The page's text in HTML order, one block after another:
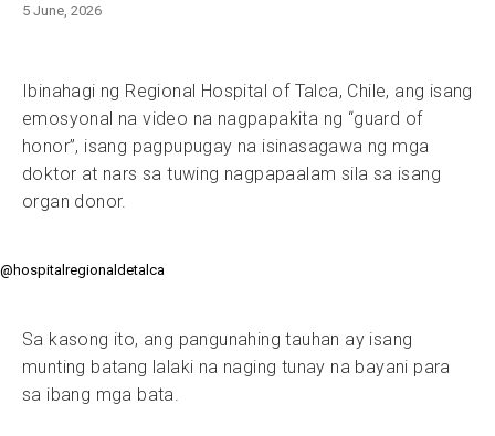
5 June, 2026
Ibinahagi ng Regional Hospital of Talca, Chile, ang isang
emosyonal na video na nagpapakita ng “guard of
honor”, isang pagpupugay na isinasagawa ng mga
doktor at nars sa tuwing nagpapaalam sila sa isang
organ donor.
@hospitalregionaldetalca
Sa kasong ito, ang pangunahing tauhan ay isang
munting batang lalaki na naging tunay na bayani para
sa ibang mga bata.